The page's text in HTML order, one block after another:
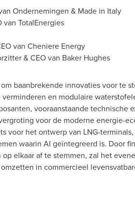
Ondernemingen & Made in Italy
van TotalEnergies
van Cheniere Energy
& CEOvan Baker Hughes
baanbrekende innovaties voor te
en modulaire
vooraanstaande technische
voor de moderne energie-
voor het ontwerp van LNG-
waarin AI geïntegreerd is. Door
elkaar af te stemmen, zal het
in commercieel